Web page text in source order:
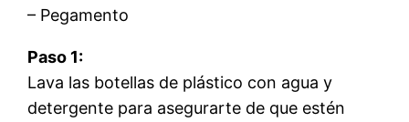
– Pegamento
Paso 1:
Lava las botellas de plástico con agua y
detergente para asegurarte de que estén